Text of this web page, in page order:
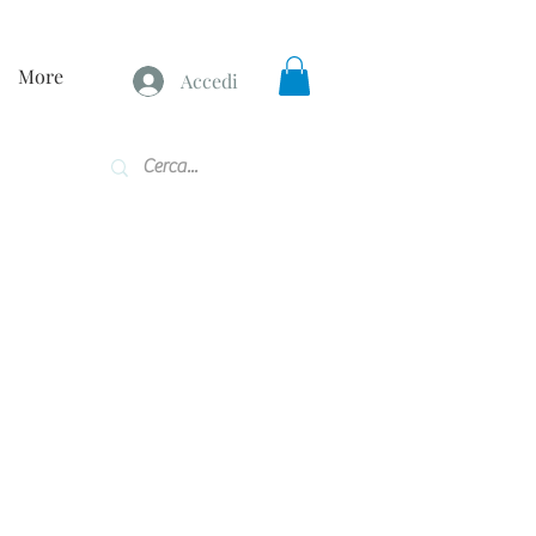
More Accedi